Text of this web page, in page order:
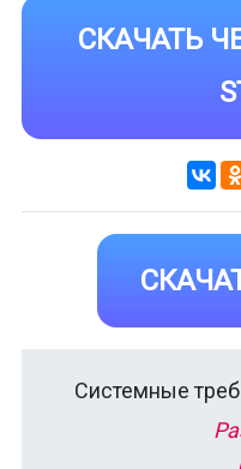
СКАЧАТЬ
Системные